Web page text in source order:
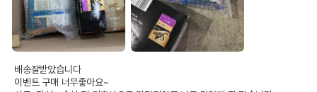
배송잘받았습니다
이벤트 구매 너무좋아요~